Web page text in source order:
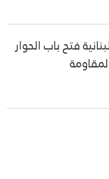
فتح باب الحوار